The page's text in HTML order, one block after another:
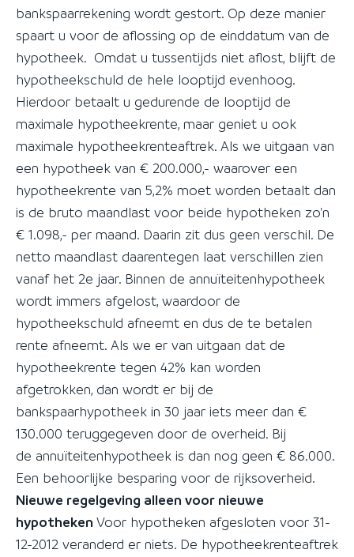
bankspaarrekening wordt gestort. Op deze manier
spaart u voor de aflossing op de einddatum van de
hypotheek. Omdat u tussentijds niet aflost, blijft de
hypotheekschuld de hele looptijd evenhoog.
Hierdoor betaalt u gedurende de looptijd de
maximale hypotheekrente, maar geniet u ook
maximale hypotheekrenteaftrek. Als we uitgaan van
een hypotheek van € 200.000,- waarover een
hypotheekrente van 5,2% moet worden betaalt dan
is de bruto maandlast voor beide hypotheken zo'n
€ 1.098,- per maand. Daarin zit dus geen verschil. De
netto maandlast daarentegen laat verschillen zien
vanaf het 2e jaar. Binnen de annuïteitenhypotheek
wordt immers afgelost, waardoor de
hypotheekschuld afneemt en dus de te betalen
rente afneemt. Als we er van uitgaan dat de
hypotheekrente tegen 42% kan worden
afgetrokken, dan wordt er bij de
bankspaarhypotheek in 30 jaar iets meer dan €
130.000 teruggegeven door de overheid. Bij
de annuïteitenhypotheek is dan nog geen € 86.000.
Een behoorlijke besparing voor de rijksoverheid.
Nieuwe regelgeving alleen voor nieuwe
hypotheken Voor hypotheken afgesloten voor 31-
12-2012 veranderd er niets. De hypotheekrenteaftrek